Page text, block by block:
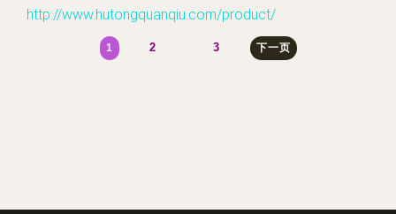
http://www.hutongquanqiu.com/product/
1 2 3 下一页